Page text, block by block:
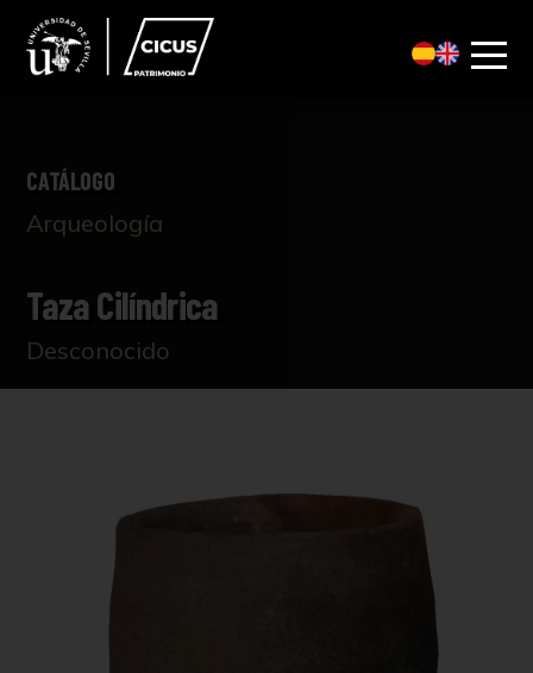
CATÁLOGO
Arqueología
Taza Cilíndrica
Desconocido